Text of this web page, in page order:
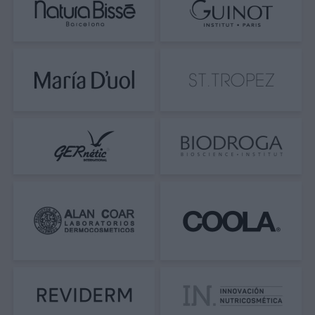
máxima seguridad dermatológica, se debe
reaplicar tras un baño prolongado o un